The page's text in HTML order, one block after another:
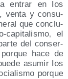
entrar en los
ven­ta y con­su­
que con­clu­
capi­ta­lis­mo, el
del con­ser­
hace de
asu­mir los
por­que